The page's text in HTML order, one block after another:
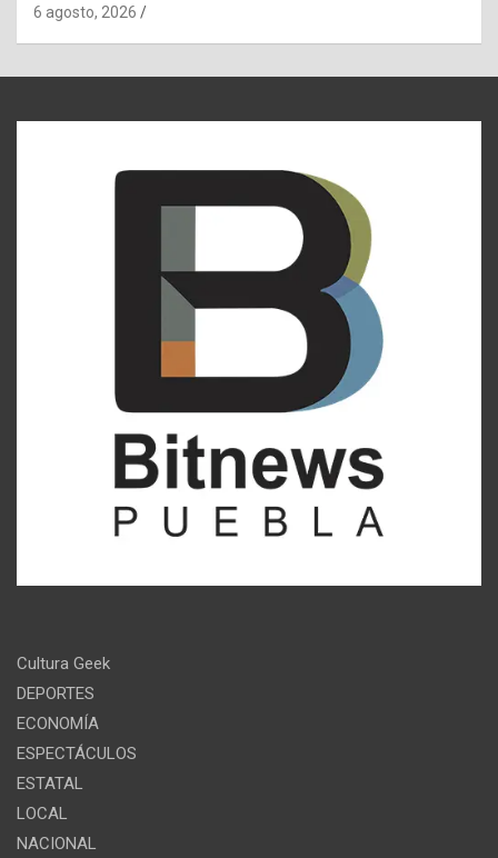
6 agosto, 2026
Cultura Geek
DEPORTES
ECONOMÍA
ESPECTÁCULOS
ESTATAL
LOCAL
NACIONAL